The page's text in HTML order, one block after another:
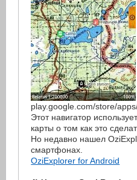
play.google.com/store/
Этот навигатор
карты о том как это
Но недавно нашел
смартфонах.
OziExplorer for Android